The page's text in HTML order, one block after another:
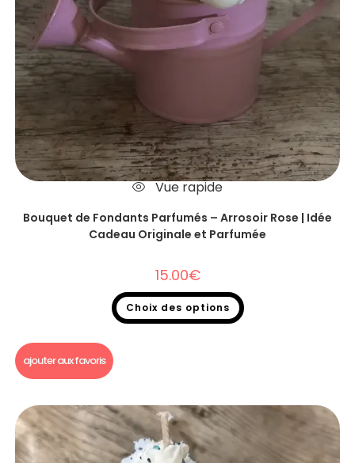
Vue rapide
Bouquet de Fondants Parfumés – Arrosoir Rose | Idée
Cadeau Originale et Parfumée
15.00€
Choix des options
ajouter aux favoris